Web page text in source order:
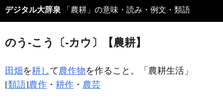
デジタル大辞泉 「農耕」の意味・読み・例文・類語
のう‐こう〔‐カウ〕【農耕】
田畑 を耕し て農作物を作ること。「 農耕生活」
[類語]農作 ・ 耕作 ・ 農芸